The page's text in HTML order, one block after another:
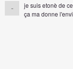
-
je suis etonè de
ça ma donne